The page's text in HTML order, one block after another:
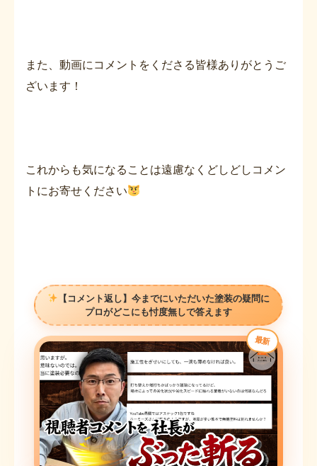
また、動画にコメントをくださる皆様ありがとうご
ざいます！
これからも気になることは遠慮なくどしどしコメン
トにお寄せください
【コメント返し】今までにいただいた塗装の疑問に
プロがどこにも忖度無しで答えます
最新